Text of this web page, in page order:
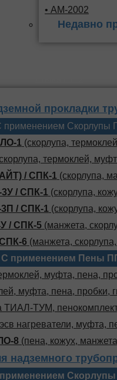
• АМ-2002
Недавно
прокладки
применением Скорлупы
1 (скорлупа,
термоклей,
/ СПК-1 (скорлупа,
/ СПК-1 (скорлупа,
/ СПК-1 (скорлупа,
/ СПК-5 (манжета,
6 (манжета,
С применением Пены
муфта, пена,
муфта, пена, пробки,
ТИАЛ-ТУМ,
нагреватели, муфта,
8 (пена, кожух,
надземного